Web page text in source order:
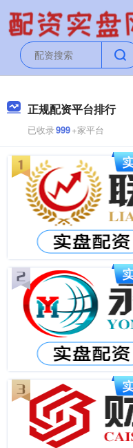
正规配资平台排行
已收录999+家平台